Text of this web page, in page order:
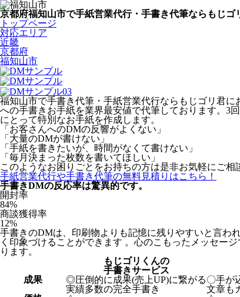
京都府福知山市で手紙営業代行・手書き代筆ならもじゴ
トップページ
対応エリア
近畿
京都府
福知山市
福知山市で手書き代筆・手紙営業代行ならもじゴリ君
への手書きお手紙を業界最安値で代筆しております。3
にとって特別なお手紙を作成します。
「お客さんへのDMの反響がよくない」
「大量のDMが書けない」
「手紙を書きたいが、時間がなくて書けない」
「毎月決まった枚数を書いてほしい」
このようなお困りごとをお持ちの方は是非お気軽にご相
手紙営業代行や手書き代筆の無料見積りはこちら！
手書きDMの反応率は驚異的です。
開封率
84%
商談獲得率
12%
手書きのDMは、印刷物よりも記憶に残りやすいと言わ
く印象づけることができます 。心のこもったメッセー
ります。
もじゴリくんの
手書きサービス
成果
◎圧倒的に成果(売上UP)に繋がる
実績多数の完全手書き
〇手が
文章も